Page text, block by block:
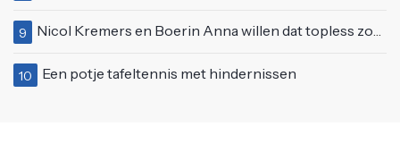
9 Nicol Kremers en Boerin Anna willen dat topless zonnen geen taboe meer is
10 Een potje tafeltennis met hindernissen